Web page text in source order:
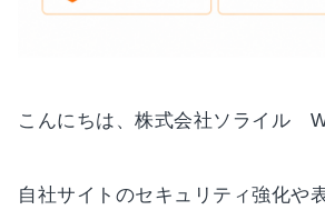
こんにちは、株式会社ソライル
自社サイトのセキュリティ強化や